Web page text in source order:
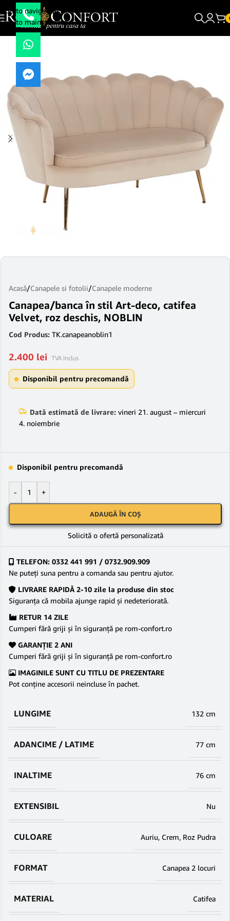
Skip to navigation
Skip to main content
Acasă/Canapele si fotolii/Canapele moderne
Canapea/banca în stil Art-deco, catifea
Velvet, roz deschis, NOBLIN
Cod Produs: TK.canapeanoblin1
2.400 lei TVA Inclus
Disponibil pentru precomandă
Dată estimată de livrare: vineri 21. august – miercuri
4. noiembrie
Disponibil pentru precomandă
- +
ADAUGĂ ÎN COȘ
Solicită o ofertă personalizată
TELEFON: 0332 441 991 / 0732.909.909
Ne puteţi suna pentru a comanda sau pentru ajutor.
LIVRARE RAPIDĂ 2-10 zile la produse din stoc
Siguranţa că mobila ajunge rapid şi nedeteriorată.
RETUR 14 ZILE
Cumperi fără griji şi în siguranţă pe rom-confort.ro
GARANŢIE 2 ANI
Cumperi fără griji şi în siguranţă pe rom-confort.ro
IMAGINILE SUNT CU TITLU DE PREZENTARE
Pot conține accesorii neincluse în pachet.
LUNGIME 132 cm
ADANCIME / LATIME 77 cm
INALTIME 76 cm
EXTENSIBIL Nu
CULOARE Auriu, Crem, Roz Pudra
FORMAT Canapea 2 locuri
MATERIAL Catifea